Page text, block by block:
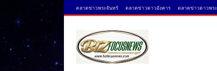
ตลาดข่าวพระจันทร์ ตลาดข่าวดาวอังคาร ตลาดข่าวดาวพร